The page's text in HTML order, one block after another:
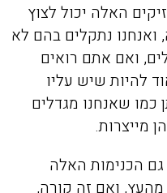
האלה יכול לצוץ
ואנחנו נתקלים בהם לא
ואם אתם רואים
להיות שיש עליו
כמו שאנחנו מגדלים
מייצרות.
גם הכנימות האלה
מהעץ, ואם זה קורה,